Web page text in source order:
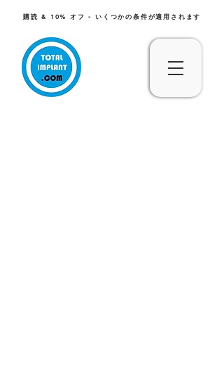
購読 & 10% オフ - いくつかの条件が適用されます